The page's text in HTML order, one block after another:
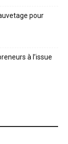
pour
à l’issue